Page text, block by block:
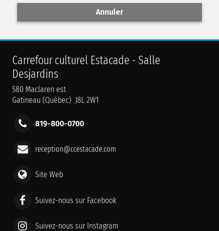
Annuler
Carrefour culturel Estacade - Salle
Desjardins
580 Maclaren est
Gatineau (Québec) J8L 2W1
819-800-0700
reception@ccestacade.com
Site Web
Suivez-nous sur Facebook
Suivez-nous sur Instagram